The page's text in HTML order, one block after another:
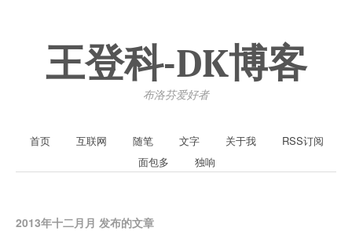
王登科-DK博客
布洛芬爱好者
首页 互联网 随笔 文字 关于我
RSS订阅
面包多
独响
2013年十二月月 发布的文章